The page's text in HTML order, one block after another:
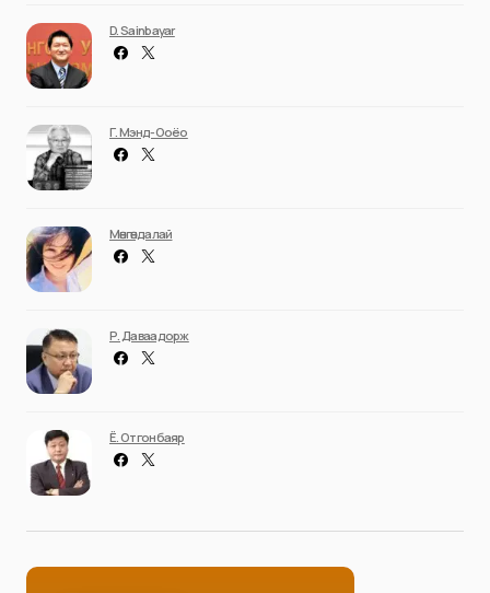
D. Sainbayar
Г. Мэнд-Ооёо
Мөнгөндалай
Р. Даваадорж
Ё. Отгонбаяр